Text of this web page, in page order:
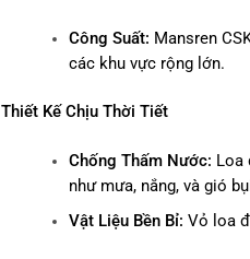
Công Suất: Mansren
các khu vực rộng lớn.
Thiết Kế Chịu Thời Tiết
Chống Thấm Nước: Loa
như mưa, nắng, và gió
Vật Liệu Bền Bỉ: Vỏ loa